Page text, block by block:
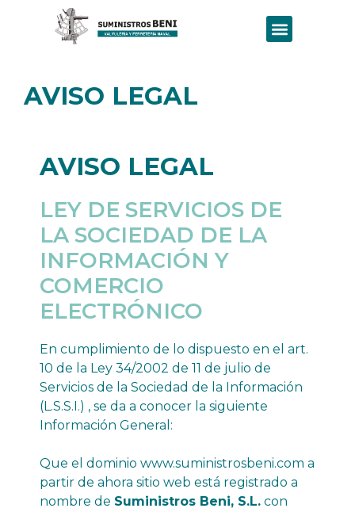
AVISO LEGAL
AVISO LEGAL
LEY DE SERVICIOS DE
LA SOCIEDAD DE LA
INFORMACIÓN Y
COMERCIO
ELECTRÓNICO
En cumplimiento de lo dispuesto en el art.
10 de la Ley 34/2002 de 11 de julio de
Servicios de la Sociedad de la Información
(L.S.S.I.) , se da a conocer la siguiente
Información General:
Que el dominio www.suministrosbeni.com a
partir de ahora sitio web está registrado a
nombre de Suministros Beni, S.L. con